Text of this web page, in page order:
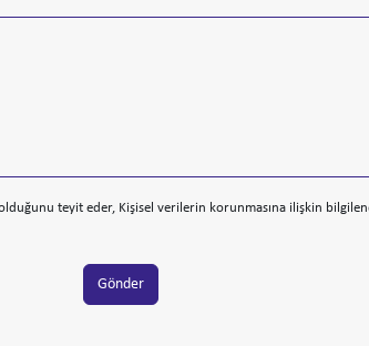
teyit eder, Kişisel verilerin korunmasına ilişkin
Gönder